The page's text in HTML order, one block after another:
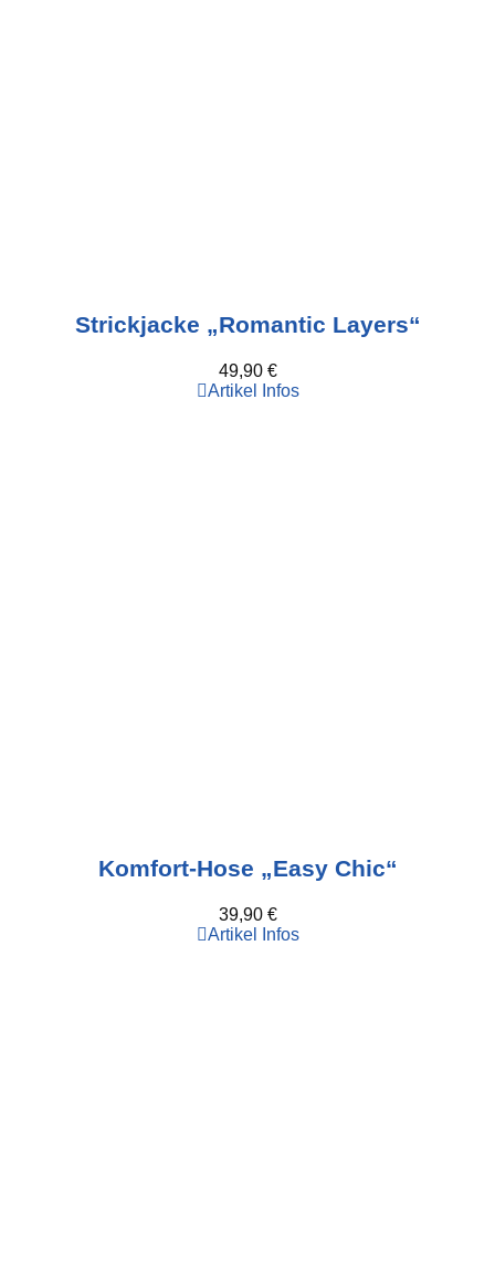
Strickjacke „Romantic Layers“
49,90 €
Artikel Infos
Komfort-Hose „Easy Chic“
39,90 €
Artikel Infos